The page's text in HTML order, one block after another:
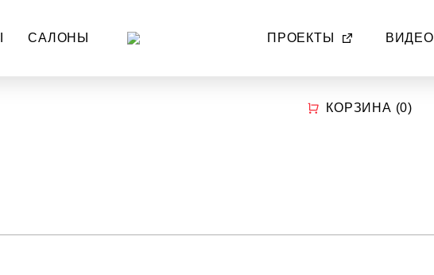
САЛОНЫ ПРОЕКТЫ ВИДЕО
КОРЗИНА (0)